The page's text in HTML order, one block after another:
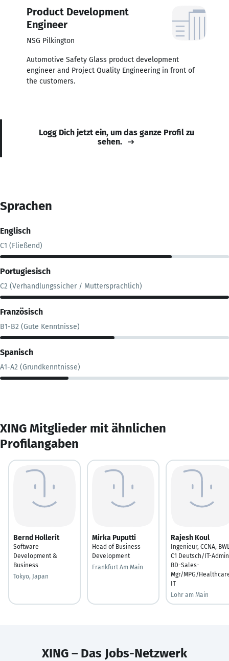
Product Development
Engineer
NSG Pilkington
Automotive Safety Glass product development
engineer and Project Quality Engineering in front of
the customers.
Logg Dich jetzt ein, um das ganze Profil zu
sehen.
Sprachen
Englisch
C1 (Fließend)
Portugiesisch
C2 (Verhandlungssicher / Muttersprachlich)
Französisch
B1-B2 (Gute Kenntnisse)
Spanisch
A1-A2 (Grundkenntnisse)
XING Mitglieder mit ähnlichen
Profilangaben
Bernd Hollerit
Software
Development &
Business
Tokyo, Japan
Mirka Puputti
Head of Business
Development
Frankfurt Am Main
Rajesh Koul
Ingenieur, CCNA,
C1 Deutsch/IT-
BD-Sales-
Mgr/MPG/
IT
Lohr am Main
XING – Das Jobs-Netzwerk